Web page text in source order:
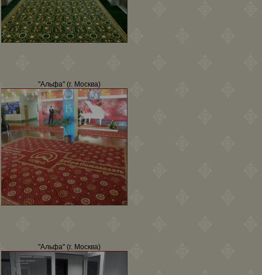
"Альфа" (г. Москва)
"Альфа" (г. Москва)